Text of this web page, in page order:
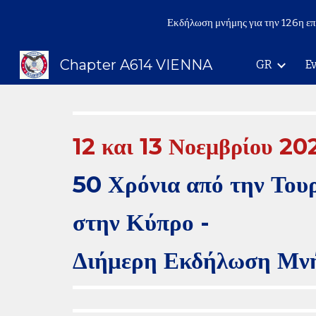
Εκδήλωση μνήμης για την 126η
Chapter A614 VIENNA GR
12 και 13 Νοεμβρίου
50 Χρόνια από την
στην Κύπρο -
Διήμερη Εκδήλωση